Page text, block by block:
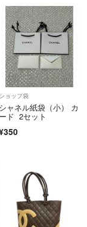
ショップ袋
シャネル紙袋（小） カ
ード 2セット